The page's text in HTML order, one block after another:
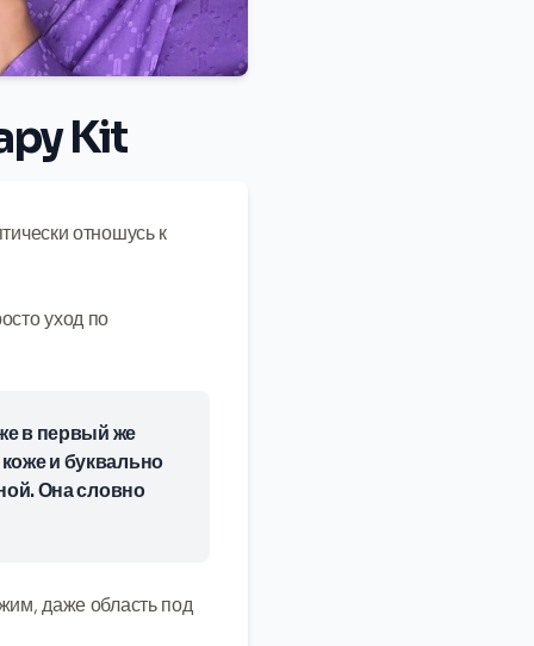
Kit
отношусь к
уход по
в первый же
и буквально
Она словно
даже область под